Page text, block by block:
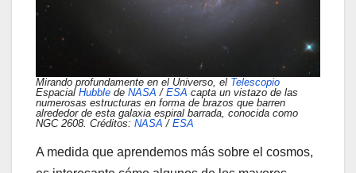
Mirando profundamente en el Universo, el Telescopio
Espacial Hubble de NASA / ESA capta un vistazo de las
numerosas estructuras en forma de brazos que barren
alrededor de esta galaxia espiral barrada, conocida como
NGC 2608. Créditos: NASA / ESA
A medida que aprendemos más sobre el cosmos,